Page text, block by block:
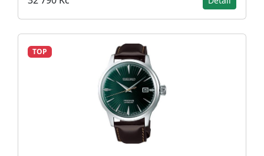
TOP